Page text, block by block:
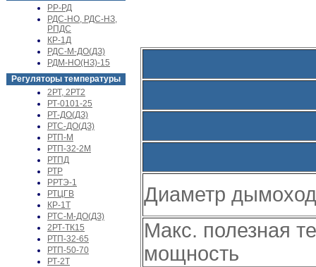
РР-РД
РДС-НО, РДС-НЗ,
РПДС
КР-1Д
РДС-М-ДО(ДЗ)
РДМ-НО(НЗ)-15
Регуляторы температуры
2РТ, 2РТ2
РТ-0101-25
РТ-ДО(ДЗ)
РТС-ДО(ДЗ)
РТП-М
РТП-32-2М
РТПД
РТР
РРТЭ-1
РТЦГВ
КР-1Т
РТС-М-ДО(ДЗ)
2РТ-ТК15
РТП-32-65
РТП-50-70
РТ-2Т
Диаметр
Макс. полезная
мощность